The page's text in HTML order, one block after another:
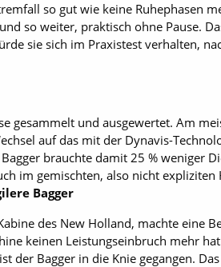
so gut wie keine Ruhephasen
so weiter, praktisch ohne Pause.
sie sich im Praxistest verhalten,
gesammelt und ausgewertet. Am
auf das mit der Dynavis-
brauchte damit 25 % weniger
im gemischten, also nicht expliziten
Bagger
des New Holland, machte eine
keinen Leistungseinbruch mehr
der Bagger in die Knie gegangen.